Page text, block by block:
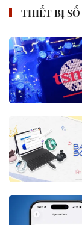
THIẾT BỊ SỐ